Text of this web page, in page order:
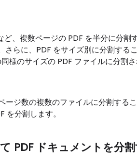
、複数ページの PDF を半分に分割
さらに、PDF をサイズ別に分割する
様のサイズの PDF ファイルに分割さ
ジ数の複数のファイルに分割する
を分割します。
PDF ドキュメントを分